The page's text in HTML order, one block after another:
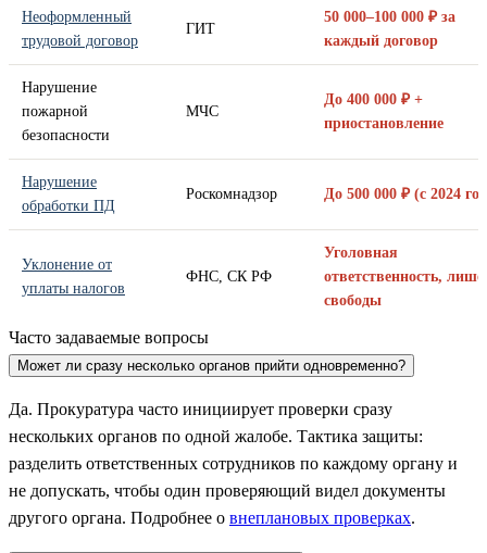
Неоформленный
трудовой договор
ГИТ
50 000–100 000 ₽ за
каждый договор
Нарушение
пожарной
безопасности
МЧС
До 400 000 ₽ +
приостановление
Нарушение
обработки ПД
Роскомнадзор До 500 000 ₽ (с 2024
Уклонение от
уплаты налогов
ФНС, СК РФ
Уголовная
ответственность,
свободы
Часто задаваемые вопросы
Может ли сразу несколько органов прийти одновременно?
Да. Прокуратура часто инициирует проверки сразу
нескольких органов по одной жалобе. Тактика защиты:
разделить ответственных сотрудников по каждому органу и
не допускать, чтобы один проверяющий видел документы
другого органа. Подробнее о внеплановых проверках.